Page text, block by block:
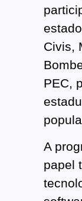
Civis,
PEC,
A
papel